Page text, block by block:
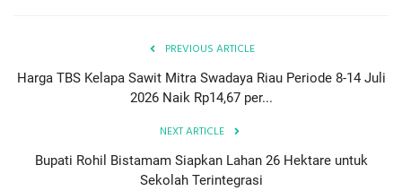
PREVIOUS ARTICLE
Harga TBS Kelapa Sawit Mitra Swadaya Riau Periode 8-14 Juli
2026 Naik Rp14,67 per...
NEXT ARTICLE
Bupati Rohil Bistamam Siapkan Lahan 26 Hektare untuk
Sekolah Terintegrasi